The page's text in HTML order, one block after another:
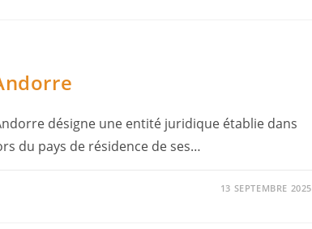
désigne une entité juridique établie dans
du pays de résidence de ses…
13 SEPTEMBRE 2025